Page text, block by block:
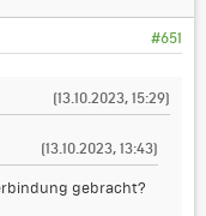
#651
(13.10.2023, 15:29)
(13.10.2023, 13:43)
gebracht?